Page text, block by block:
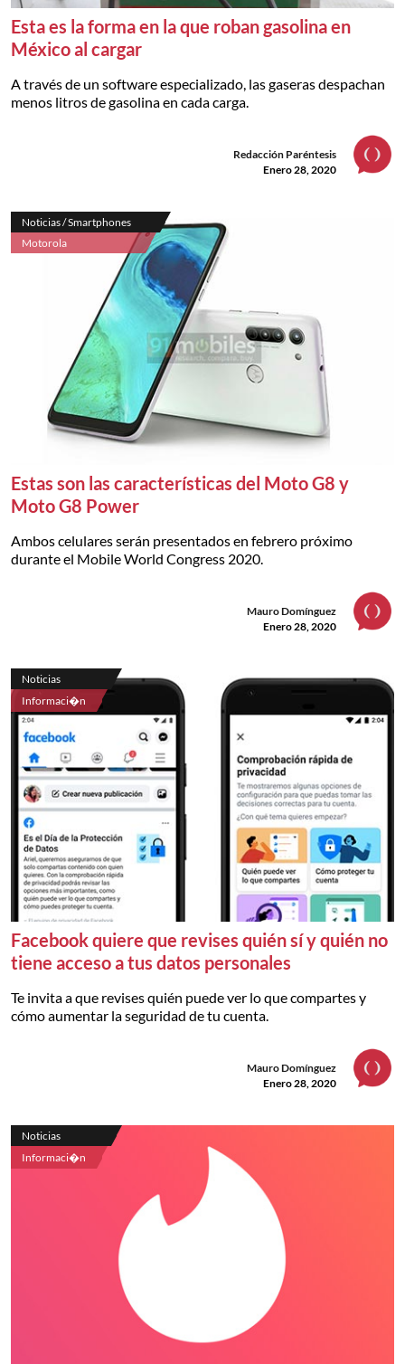
Esta es la forma en la que roban gasolina en
México al cargar
A través de un software especializado, las gaseras despachan
menos litros de gasolina en cada carga.
Redacción Paréntesis
Enero 28, 2020
Noticias / Smartphones
Motorola
Estas son las características del Moto G8 y
Moto G8 Power
Ambos celulares serán presentados en febrero próximo
durante el Mobile World Congress 2020.
Mauro Domínguez
Enero 28, 2020
Noticias
Informaci�n
Facebook quiere que revises quién sí y quién no
tiene acceso a tus datos personales
Te invita a que revises quién puede ver lo que compartes y
cómo aumentar la seguridad de tu cuenta.
Mauro Domínguez
Enero 28, 2020
Noticias
Informaci�n